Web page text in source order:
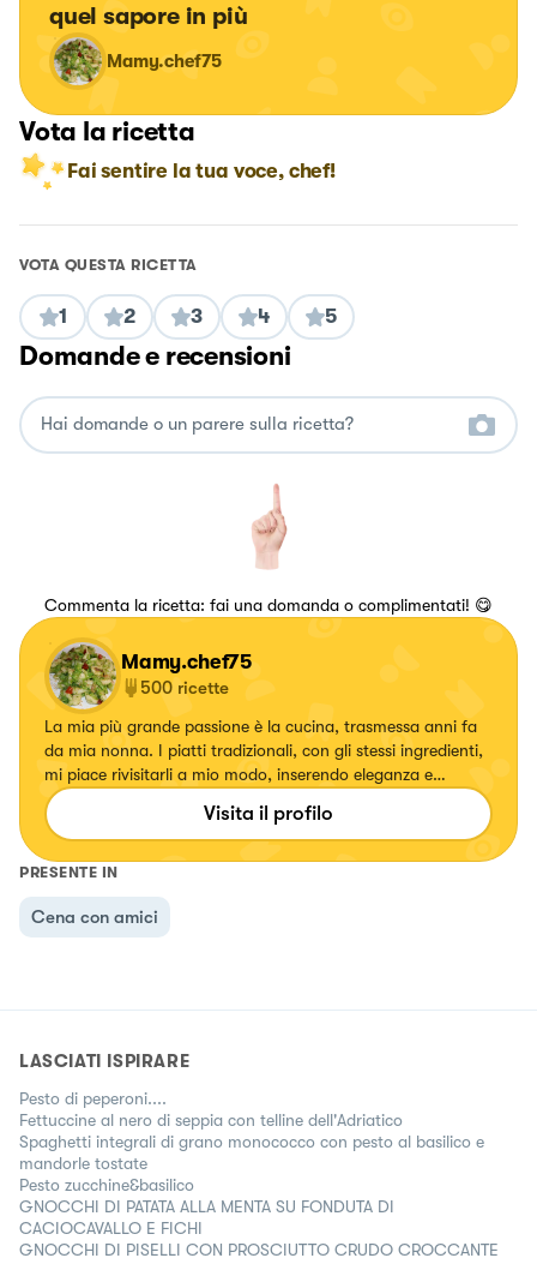
quel sapore in più
Mamy.chef75
Vota la ricetta
Fai sentire la tua voce, chef!
VOTA QUESTA RICETTA
1 2 3 4 5
Domande e recensioni
Commenta la ricetta: fai una domanda o complimentati! 😋
Mamy.chef75
500 ricette
La mia più grande passione è la cucina, trasmessa anni fa
da mia nonna. I piatti tradizionali, con gli stessi ingredienti,
mi piace rivisitarli a mio modo, inserendo eleganza e
specialmente colori. Ogni volta che creo un piatto mi
emoziono e vorrei tanto emozionare anche voi.
Visita il profilo
PRESENTE IN
Cena con amici
LASCIATI ISPIRARE
Pesto di peperoni....
Fettuccine al nero di seppia con telline dell'Adriatico
Spaghetti integrali di grano monococco con pesto al basilico e
mandorle tostate
Pesto zucchine&basilico
GNOCCHI DI PATATA ALLA MENTA SU FONDUTA DI
CACIOCAVALLO E FICHI
GNOCCHI DI PISELLI CON PROSCIUTTO CRUDO CROCCANTE